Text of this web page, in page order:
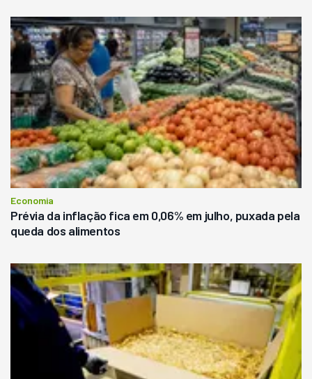
Economia
Prévia da inflação fica em 0,06% em julho, puxada pela
queda dos alimentos